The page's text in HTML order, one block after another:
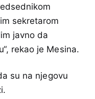
sekretarom
javno da
rekao je Mesina.
su na njegovu